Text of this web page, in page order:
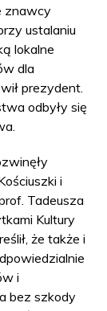
znawcy
ustalaniu
lokalne
dla
prezydent.
odbyły się
i
Tadeusza
Kultury
że także i
i
bez szkody